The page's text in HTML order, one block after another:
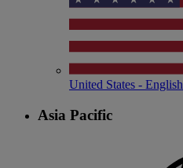
United States - English
Asia Pacific